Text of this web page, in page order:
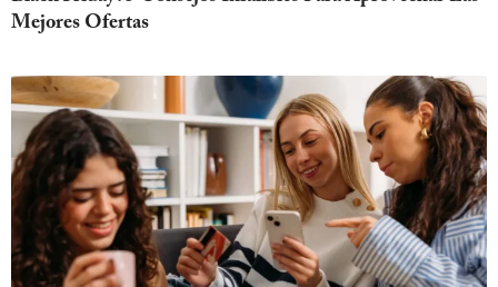
Mejores Ofertas